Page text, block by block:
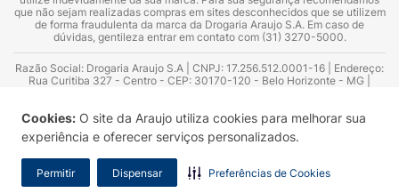
Cookies: O site da Araujo utiliza cookies para melhorar sua
experiência e oferecer serviços personalizados.
Permitir Dispensar Preferências de Cookies
que não sejam realizadas compras em sites desconhecidos que se utilizem
de forma fraudulenta da marca da Drogaria Araujo S.A. Em caso de
dúvidas, gentileza entrar em contato com (31) 3270-5000.
Razão Social: Drogaria Araujo S.A | CNPJ: 17.256.512.0001-16 | Endereço:
Rua Curitiba 327 - Centro - CEP: 30170-120 - Belo Horizonte - MG |
Azevedo Guimarães – CRF 10.965 | Yasmin Silva Alvarenga – CRF 52.584 -
Consultor substituto: Thiago Aguiar Pinheiro - CRF Nº 13.748. Alvará
Sanitário: 2025020713 | Autorização de Funcionamento da Empresa (AFE):